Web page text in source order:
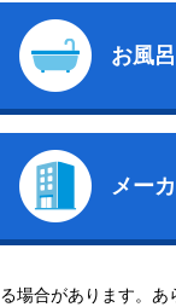
お風呂
メー
合があります。あ